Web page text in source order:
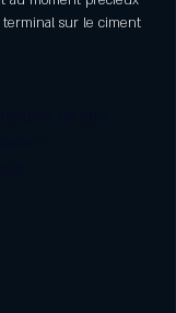
sur le ciment